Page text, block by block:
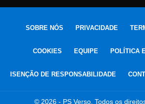
SOBRE NÓS PRIVACIDADE
COOKIES EQUIPE POLÍTICA
ISENÇÃO DE RESPONSABILIDADE
© 2026 - PS Verso. Todos os